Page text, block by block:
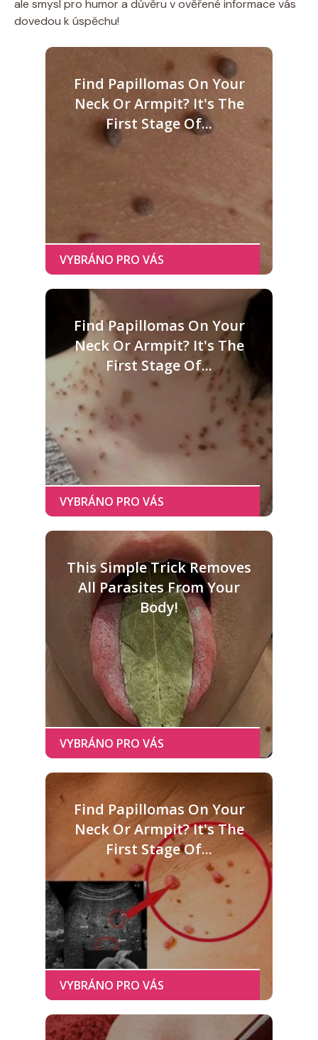
ale smysl pro humor a důvěru v ověřené informace vás
dovedou k úspěchu!
Find Papillomas On Your
Neck Or Armpit? It's The
First Stage Of...
Find Papillomas On Your
Neck Or Armpit? It's The
First Stage Of...
This Simple Trick Removes
All Parasites From Your
Body!
Find Papillomas On Your
Neck Or Armpit? It's The
First Stage Of...